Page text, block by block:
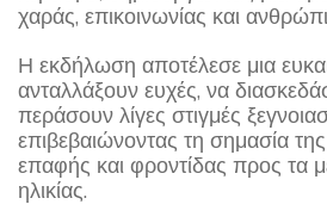
χαράς, επικοινωνίας και
Η εκδήλωση αποτέλεσε μια
ανταλλάξουν ευχές, να
περάσουν λίγες στιγμές
επιβεβαιώνοντας τη σημασία
επαφής και φροντίδας προς τα
ηλικίας.